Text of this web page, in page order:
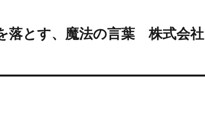
落とす、魔法の言葉 株式会社